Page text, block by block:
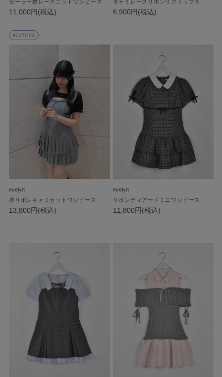
セーラー襟レースニットワンピース
11,000円(税込)
キャミレースリボンリブトップス
6,900円(税込)
RESTOCK
evelyn
肩リボンキャミセットワンピース
13,800円(税込)
evelyn
リボンティアードミニワンピース
11,800円(税込)